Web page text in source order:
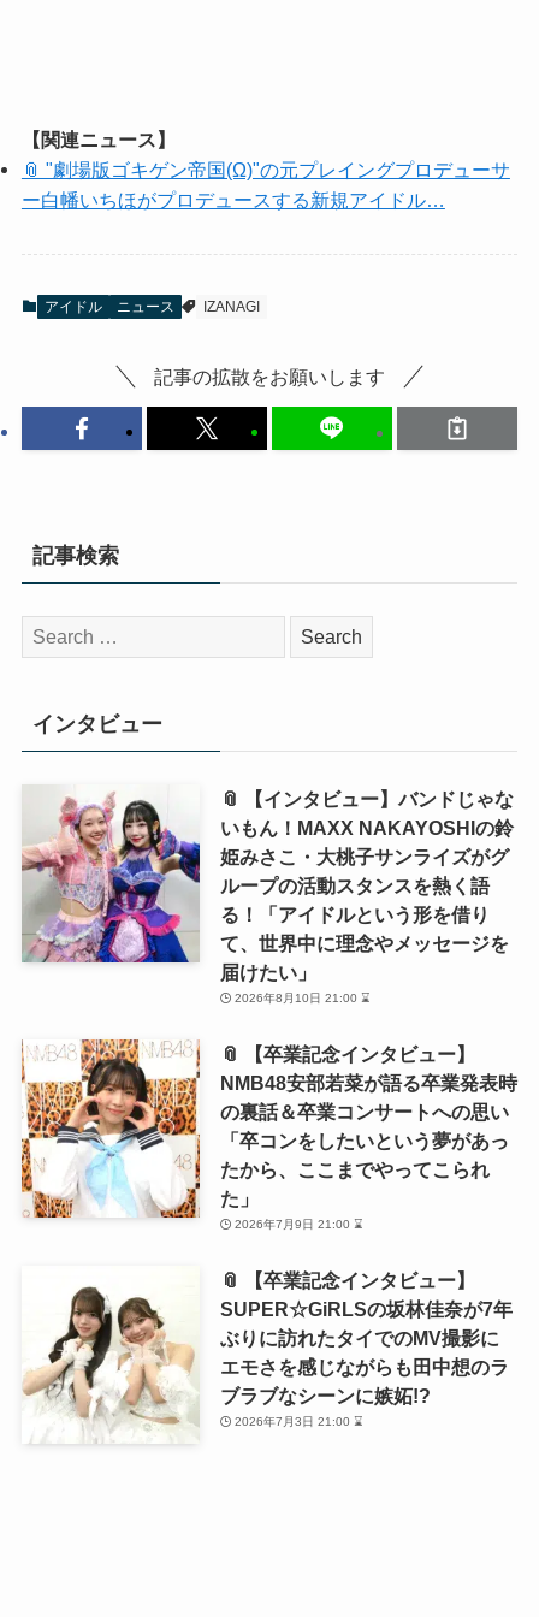
【関連ニュース】
📎 "劇場版ゴキゲン帝国(Ω)"の元プレイングプロデューサ
ー白幡いちほがプロデュースする新規アイドル…
アイドル ニュース IZANAGI
記事の拡散をお願いします
記事検索
検
索:
インタビュー
📎 【インタビュー】バンドじゃな
いもん！MAXX NAKAYOSHIの鈴
姫みさこ・大桃子サンライズがグ
ループの活動スタンスを熱く語
る！「アイドルという形を借り
て、世界中に理念やメッセージを
届けたい」
2026年8月10日 21:00 ⌛
📎 【卒業記念インタビュー】
NMB48安部若菜が語る卒業発表時
の裏話＆卒業コンサートへの思い
「卒コンをしたいという夢があっ
たから、ここまでやってこられ
た」
2026年7月9日 21:00 ⌛
📎 【卒業記念インタビュー】
SUPER☆GiRLSの坂林佳奈が7年
ぶりに訪れたタイでのMV撮影に
エモさを感じながらも田中想のラ
ブラブなシーンに嫉妬!?
2026年7月3日 21:00 ⌛